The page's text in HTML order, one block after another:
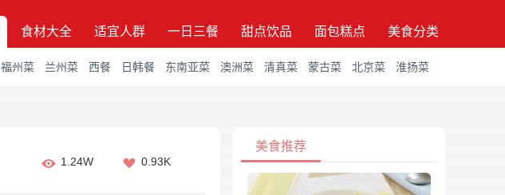
食材大全 适宜人群 一日三餐 甜点饮品 面包糕点 美食分类
福州菜 兰州菜 西餐 日韩餐 东南亚菜 澳洲菜 清真菜 蒙古菜 北京菜 淮扬菜
1.24W 0.93K
美食推荐